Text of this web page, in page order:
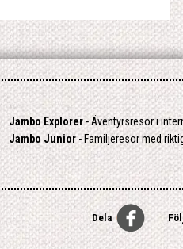
Jambo Explorer- Äventyrsresor i
Jambo Junior- Familjeresor med
Dela